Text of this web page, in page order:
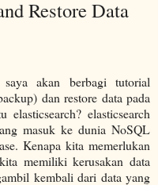
Restore Data
akan berbagi tutorial
dan restore data pada
elasticsearch
masuk ke dunia NoSQL
Kenapa kita memerlukan
memiliki kerusakan data
kembali dari data yang